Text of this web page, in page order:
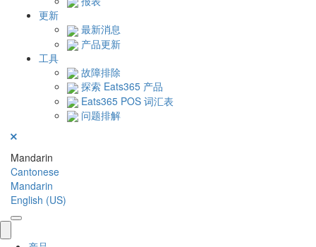
更新
最新消息
产品更新
工具
故障排除
探索 Eats365 产品
Eats365 POS 词汇表
问题排解
Mandarin
Cantonese
Mandarin
English (US)